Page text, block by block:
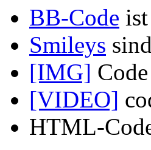
BB-Code ist
Smileys sind
[IMG]
[VIDEO]
HTML-